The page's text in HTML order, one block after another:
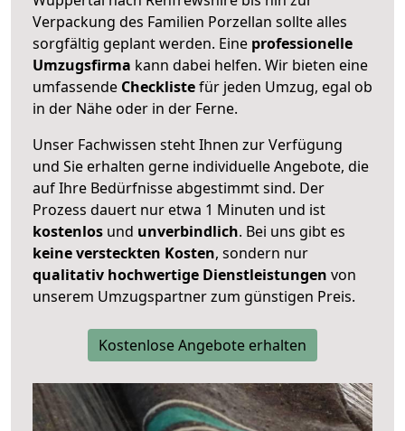
Verpackung des Familien Porzellan sollte alles
sorgfältig geplant werden. Eine professionelle
Umzugsfirma kann dabei helfen. Wir bieten eine
umfassende Checklistefür jeden Umzug, egal ob
in der Nähe oder in der Ferne.
Unser Fachwissen steht Ihnen zur Verfügung
und Sie erhalten gerne individuelle Angebote, die
auf Ihre Bedürfnisse abgestimmt sind. Der
Prozess dauert nur etwa 1 Minuten und ist
kostenlos und unverbindlich. Bei uns gibt es
keine versteckten Kosten, sondern nur
qualitativ hochwertige Dienstleistungen von
unserem Umzugspartner zum günstigen Preis.
Kostenlose Angebote erhalten